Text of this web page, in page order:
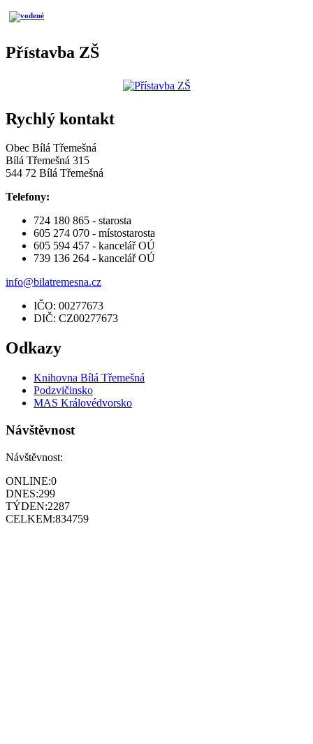
Přístavba ZŠ
Rychlý kontakt
Obec Bílá Třemešná
Bílá Třemešná 315
544 72 Bílá Třemešná
Telefony:
724 180 865 - starosta
605 274 070 - místostarosta
605 594 457 - kancelář OÚ
739 136 264 - kancelář OÚ
info@bilatremesna.cz
IČO: 00277673
DIČ: CZ00277673
Odkazy
Knihovna Bílá Třemešná
Podzvičinsko
MAS Královédvorsko
Návštěvnost
Návštěvnost:
ONLINE:0
DNES:299
TÝDEN:2287
CELKEM:834759